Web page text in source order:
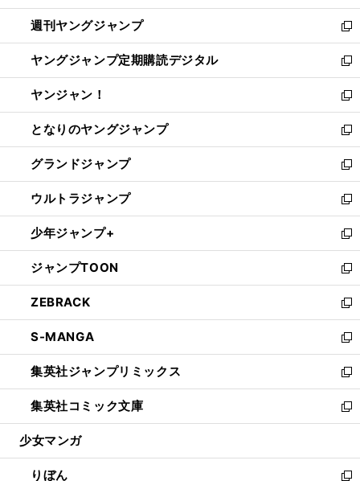
開
く
ウ
で
開
く
ン
ド
ウ
で
開
く
ウ
ィ
ン
ド
ウ
で
開
く
週刊ヤングジャンプ
新
し
い
ウ
ィ
ン
ド
ウ
で
開
く
ヤングジャンプ定期購読デジタル
新
し
い
ウ
ィ
ン
ド
ウ
で
開
く
ヤンジャン！
新
し
い
ウ
ィ
ン
ド
ウ
で
開
く
となりのヤングジャンプ
新
し
い
ウ
ィ
ン
ド
ウ
で
開
く
グランドジャンプ
新
し
い
ウ
ィ
ン
ド
ウ
で
開
く
ウルトラジャンプ
新
し
い
ウ
ィ
ン
ド
ウ
で
開
く
少年ジャンプ+
新
し
い
ウ
ィ
ン
ド
ウ
で
開
く
ジャンプTOON
新
し
い
ウ
ィ
ン
ド
ウ
で
開
ZEBRACK
新
し
い
ウ
ィ
ン
ド
ウ
開
く
S-MANGA
新
し
い
ウ
ィ
ン
ウ
で
集英社ジャンプリミックス
新
し
い
ウ
ン
ド
集英社コミック文庫
新
し
ウ
ィ
少女マンガ
りぼん